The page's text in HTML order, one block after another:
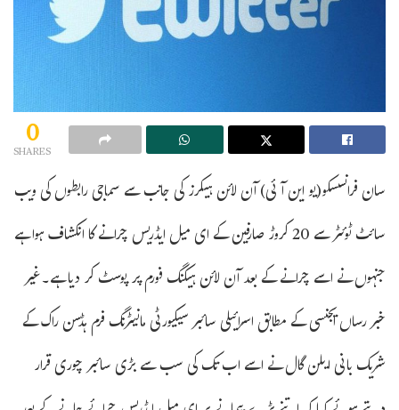
0
SHARES
سان فرانسسکو(یو این آئی) آن لائن ہیکرز کی جانب سے سماجی رابطوں کی ویب
سائٹ ٹوئٹر سے 20 کروڑ صارفین کے ای میل ایڈریس چرانے کا انکشاف ہوا ہے
جنہوں نے اسے چرانے کے بعد آن لائن ہیکنگ فورم پر پوسٹ کر دیا ہے۔غیر
خبر رساں ایجنسی کے مطابق اسرائیلی سائبر سیکیورٹی مانیٹرنگ فرم ہڈسن راک کے
شریک بانی ایلن گال نے اسے اب تک کی سب سے بڑی سائبر چوری قرار